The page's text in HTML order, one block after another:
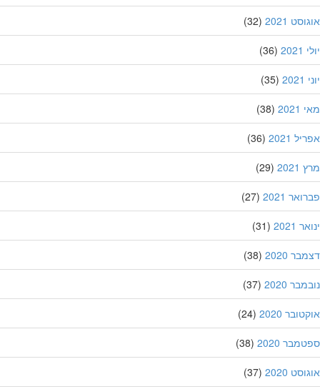
2021
(32)
(36)
(35)
(38)
2021
(36)
(29)
2021
(27)
2021
(31)
2020
(38)
2020
(37)
2020
(24)
2020
(38)
2020
(37)